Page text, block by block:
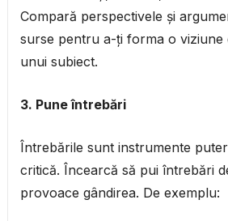
Compară perspectivele și
surse pentru a-ți forma o viziune
unui subiect.
3. Pune întrebări
Întrebările sunt instrumente
critică. Încearcă să pui întrebări
provoace gândirea. De exemplu: